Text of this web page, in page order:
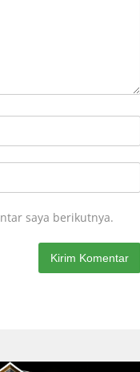
saya berikutnya.